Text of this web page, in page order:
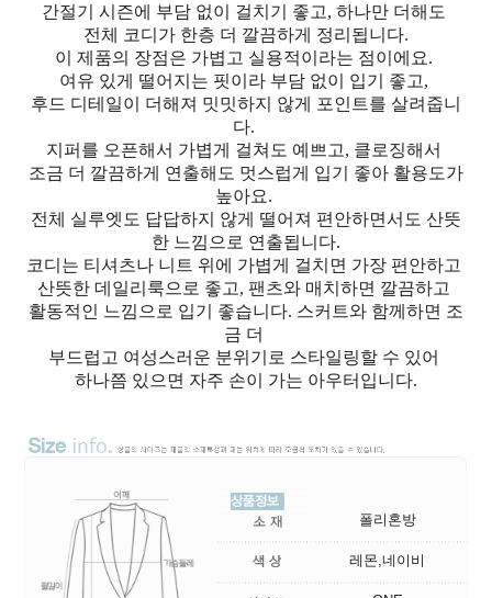
간절기 시즌에 부담 없이 걸치기 좋고, 하나만 더해도
전체 코디가 한층 더 깔끔하게 정리됩니다.
이 제품의 장점은 가볍고 실용적이라는 점이에요.
여유 있게 떨어지는 핏이라 부담 없이 입기 좋고,
후드 디테일이 더해져 밋밋하지 않게 포인트를 살려줍니
다.
지퍼를 오픈해서 가볍게 걸쳐도 예쁘고, 클로징해서
조금 더 깔끔하게 연출해도 멋스럽게 입기 좋아 활용도가
높아요.
전체 실루엣도 답답하지 않게 떨어져 편안하면서도 산뜻
한 느낌으로 연출됩니다.
코디는 티셔츠나 니트 위에 가볍게 걸치면 가장 편안하고
산뜻한 데일리룩으로 좋고, 팬츠와 매치하면 깔끔하고
활동적인 느낌으로 입기 좋습니다. 스커트와 함께하면 조
금 더
부드럽고 여성스러운 분위기로 스타일링할 수 있어
하나쯤 있으면 자주 손이 가는 아우터입니다.
폴리혼방
레몬,네이비